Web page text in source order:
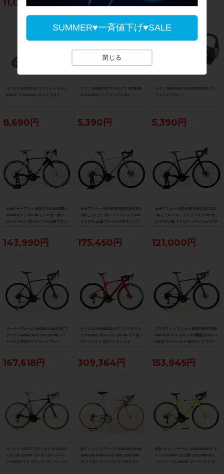
SUMMER♥一斉値下げ♥SALE
閉じる
11,000円 9,900円 5,500円
スパカズ SUPACAZ イグナイト チタン
IGNITE Ti SADDLE サドル チタン
8,690円
シマノ SHIMANO アルテグラ ULTEGR
A PD-6800 ビンディングペダル 〇
5,390円
シマノ SHIMANO 105 PD-R7000 ビン
ディングペダル 〇
5,390円
★★ジャイアント GIANT LIV ENVIE A
DVANCED 2 2016年モデル カーボン
ロードバイク XSサイズ 2×11速 ブラッ
143,990円
★★アンカー ANCHOR RL8D 105 202
1年モデル カーボン ロードバイク 480
サイズ 2×11速 プレシャスチタン（サ
175,450円
★★アンカー ANCHOR RL6D 105 202
2年モデル アルミ ロードバイク 480サ
イズ 2×11速 ネイビー（サイクルパラダ
121,000円
コーダーブルーム KHODAA BLOOM フ
ァーナ FARNA DISC 105 2024年 ロー
ドバイク 500サイズ マットブルー
167,618円
ピナレロ PINARELLO プリンスディス
ク PRINCE DISK 105 2021年 カーボン
ロードバイク 430サイズ レッド
309,364円
ブリヂストン アンカー BRIDGESTONE
ANCHOR RE6 CUES 9s 機械式DISC 2
026年 ロードバイク 510サイズ フロウ
153,945円
スコット SCOTT アディクト20 ADDIC
T 20 105 2018年 カーボンロードバイ
ク S(52)サイズ ブラック/グレー/レッド
訳アリ レストアベース ROMANI SHIM
ANO 600 DURA-ACE MIX 1980-90年
代 クロモリ ロードバイク 530サイズ
美品 キャノンデール CANNONDALE キ
ャド13 CAAD 13 12速 ULTEGRA Di2
リムブレーキ 2021年 ロードバイク 51